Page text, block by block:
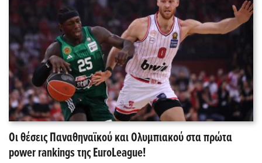
Οι θέσεις Παναθηναϊκού και Ολυμπιακού στα πρώτα
power rankings της EuroLeague!